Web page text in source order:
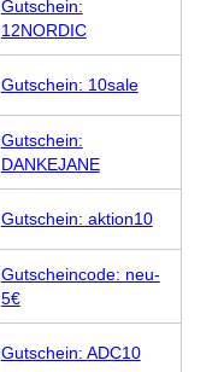
Gutschein:
12NORDIC
Gutschein: 10sale
Gutschein:
DANKEJANE
Gutschein: aktion10
Gutscheincode: neu-
5€
Gutschein: ADC10